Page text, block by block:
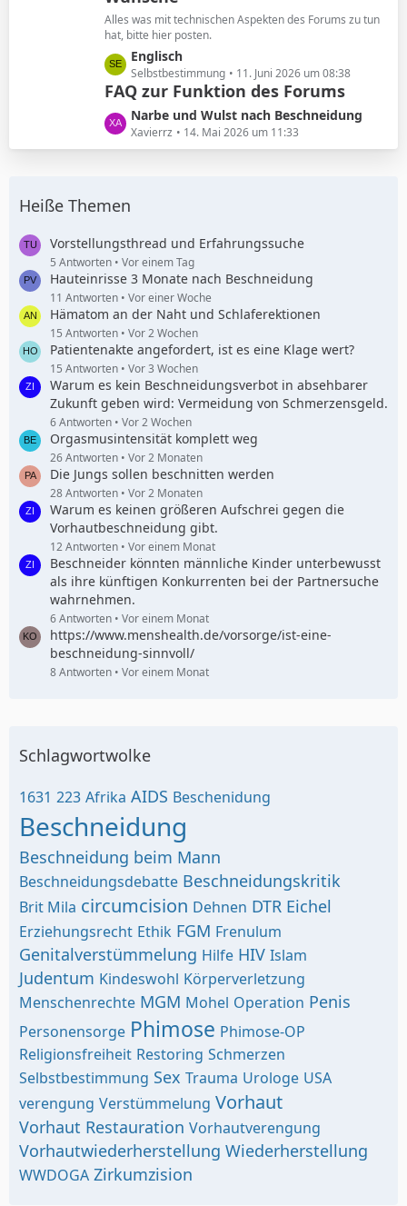
e
Alles was mit technischen Aspekten des Forums zu tun
hat, bitte hier posten.
L
e
t
z
t
e
i
r
ä
g
e
Englisch
Selbstbestimmung 11. Juni 2026 um 08:38
FAQ zur Funktion des Forums
L
e
t
e
e
i
t
r
ä
g
e
Narbe und Wulst nach Beschneidung
Xavierrz 14. Mai 2026 um 11:33
Heiße Themen
Vorstellungsthread und Erfahrungssuche
5 Antworten Vor einem Tag
Hauteinrisse 3 Monate nach Beschneidung
11 Antworten Vor einer Woche
Hämatom an der Naht und Schlaferektionen
15 Antworten Vor 2 Wochen
Patientenakte angefordert, ist es eine Klage wert?
15 Antworten Vor 3 Wochen
Warum es kein Beschneidungsverbot in absehbarer
Zukunft geben wird: Vermeidung von Schmerzensgeld.
6 Antworten Vor 2 Wochen
Orgasmusintensität komplett weg
26 Antworten Vor 2 Monaten
Die Jungs sollen beschnitten werden
28 Antworten Vor 2 Monaten
Warum es keinen größeren Aufschrei gegen die
Vorhautbeschneidung gibt.
12 Antworten Vor einem Monat
Beschneider könnten männliche Kinder unterbewusst
als ihre künftigen Konkurrenten bei der Partnersuche
wahrnehmen.
6 Antworten Vor einem Monat
https://www.menshealth.de/vorsorge/ist-eine-
beschneidung-sinnvoll/
8 Antworten Vor einem Monat
Schlagwortwolke
1631 223 Afrika AIDS Beschenidung
Beschneidung
Beschneidung beim Mann
Beschneidungsdebatte Beschneidungskritik
Brit Mila circumcision Dehnen DTR Eichel
Erziehungsrecht Ethik FGM Frenulum
Genitalverstümmelung Hilfe HIV Islam
Judentum Kindeswohl Körperverletzung
Menschenrechte MGM Mohel Operation Penis
Personensorge Phimose Phimose-OP
Religionsfreiheit Restoring Schmerzen
Selbstbestimmung Sex Trauma Urologe USA
verengung Verstümmelung Vorhaut
Vorhaut Restauration Vorhautverengung
Vorhautwiederherstellung Wiederherstellung
WWDOGA Zirkumzision